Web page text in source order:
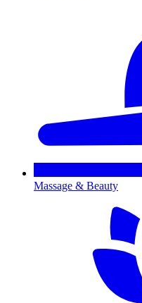
Massage & Beauty